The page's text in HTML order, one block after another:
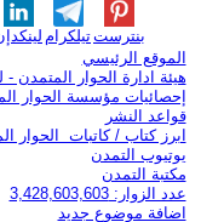
تيلكرامبنترست
الموقع الرئيسي
هيئة ادارة الحوار المتمدن -
إحصائيات مؤسسة الحوار
قواعد النشر
ابرز كتاب / كاتبات الحوار
يوتيوب التمدن
مكتبة التمدن
عدد الزوار: 3,428,603,603
اضافة موضوع جديد